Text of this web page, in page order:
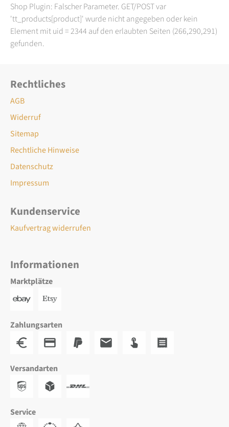
Shop Plugin: Falscher Parameter. GET/POST var
'tt_products[product]' wurde nicht angegeben oder kein
Element mit uid = 2344 auf den erlaubten Seiten (266,290,291)
gefunden.
Rechtliches
AGB
Widerruf
Sitemap
Rechtliche Hinweise
Datenschutz
Impressum
Kundenservice
Kaufvertrag widerrufen
Informationen
Marktplätze
Zahlungsarten
Versandarten
Service